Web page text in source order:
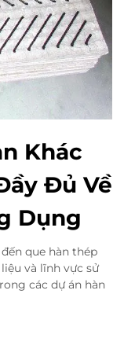
Khác
Đủ Về
Dụng
que hàn thép
và lĩnh vực sử
các dự án hàn